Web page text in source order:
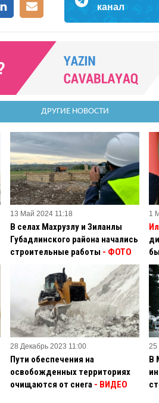
канал
ДРУГИЕ НОВОСТИ
13 Май 2024 11:18
В селах Махрузлу и Зиланлы
Губадлинского района начались
строительные работы - ФОТО
1
28 Декабрь 2023 11:00
Пути обеспечения на
освобожденных территориях
очищаются от снега - ВИДЕО
25
В